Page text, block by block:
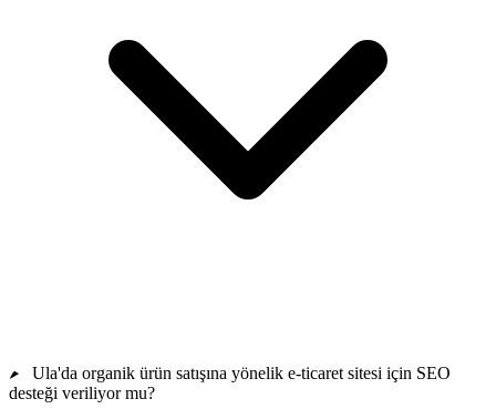
Ula'da organik ürün satışına yönelik e-ticaret sitesi için SEO
desteği veriliyor mu?